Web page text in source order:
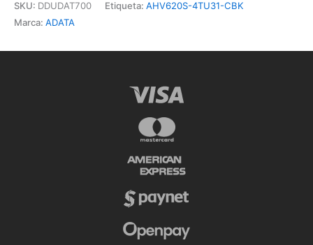
SKU: DDUDAT700 Etiqueta: AHV620S-4TU31-CBK
Marca: ADATA